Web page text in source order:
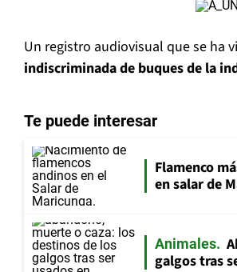
Un registro audiovisual que se ha
indiscriminada de buques de la
Te puede interesar
Flamenco
en salar de
Animales
galgos tras